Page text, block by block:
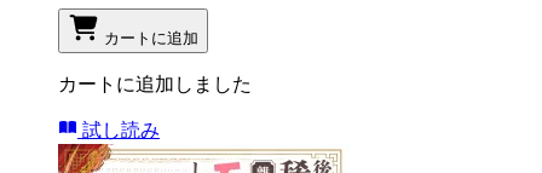
カートに追加
カートに追加しました
試し読み